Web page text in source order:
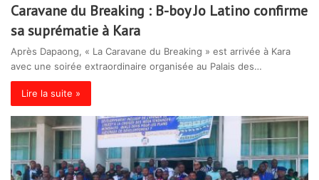
Caravane du Breaking : B-boy Jo Latino confirme
sa suprématie à Kara
Après Dapaong, « La Caravane du Breaking » est arrivée à Kara
avec une soirée extraordinaire organisée au Palais des…
Lire la suite »